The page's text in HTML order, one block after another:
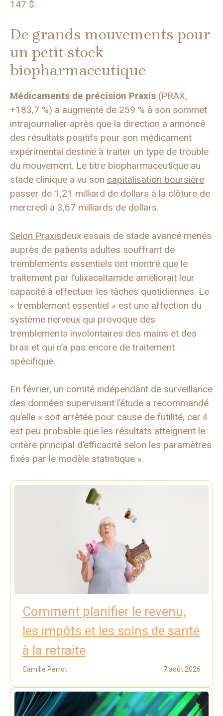
147 $.
De grands mouvements pour
un petit stock
biopharmaceutique
Médicaments de précision Praxis (PRAX,
+183,7 %) a augmenté de 259 % à son sommet
intrajournalier après que la direction a annoncé
des résultats positifs pour son médicament
expérimental destiné à traiter un type de trouble
du mouvement. Le titre biopharmaceutique au
stade clinique a vu son capitalisation boursière
passer de 1,21 milliard de dollars à la clôture de
mercredi à 3,67 milliards de dollars.
Selon Praxisdeux essais de stade avancé menés
auprès de patients adultes souffrant de
tremblements essentiels ont montré que le
traitement par l’ulixacaltamide améliorait leur
capacité à effectuer les tâches quotidiennes. Le
« tremblement essentiel » est une affection du
système nerveux qui provoque des
tremblements involontaires des mains et des
bras et qui n’a pas encore de traitement
spécifique.
En février, un comité indépendant de surveillance
des données supervisant l’étude a recommandé
qu’elle « soit arrêtée pour cause de futilité, car il
est peu probable que les résultats atteignent le
critère principal d’efficacité selon les paramètres
fixés par le modèle statistique ».
Comment planifier le revenu,
les impôts et les soins de santé
à la retraite
Camille Perrot 7 août 2026